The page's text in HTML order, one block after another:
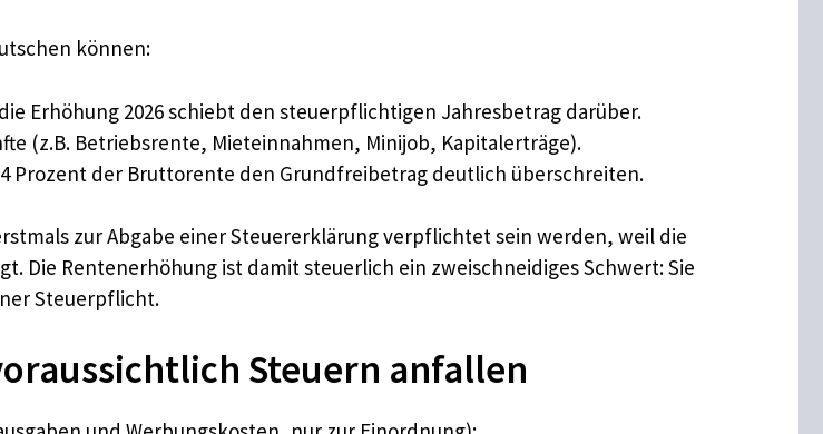
können:
Erhöhung 2026 schiebt den steuerpflichtigen Jahresbetrag darüber.
(z.B. Betriebsrente, Mieteinnahmen, Minijob, Kapitalerträge).
Prozent der Bruttorente den Grundfreibetrag deutlich überschreiten.
zur Abgabe einer Steuererklärung verpflichtet sein werden, weil die
Die Rentenerhöhung ist damit steuerlich ein zweischneidiges Schwert: Sie
Steuerpflicht.
Steuern anfallen